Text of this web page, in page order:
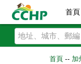
首頁
首頁 -- 加